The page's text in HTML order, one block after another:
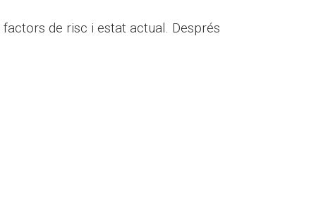
de risc i estat actual. Després